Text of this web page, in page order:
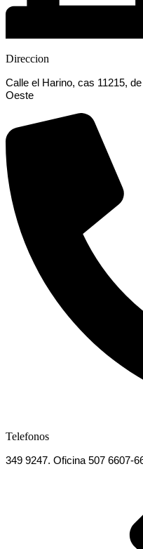
Direccion
Calle el Harino, cas 11215,
Oeste
Telefonos
349 9247. Oficina 507 6607-